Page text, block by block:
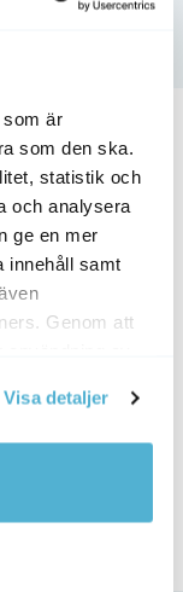
är
som den ska.
statistik och
och analysera
ge en mer
innehåll samt
Genom att
Visa detaljer
från1170kr